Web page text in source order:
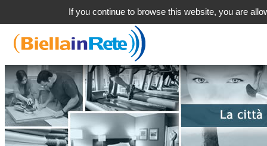
If you continue to browse this website, you are